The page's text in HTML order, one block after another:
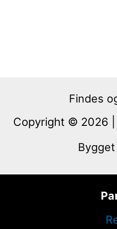
Findes
Copyright © 2026
Bygget